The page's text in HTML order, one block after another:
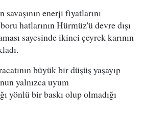
enerji fiyatlarını
hatlarının Hürmüz'ü devre dışı
sayesinde ikinci çeyrek karının
büyük bir düşüş yaşayıp
yalnızca uyum
yönlü bir baskı olup olmadığı